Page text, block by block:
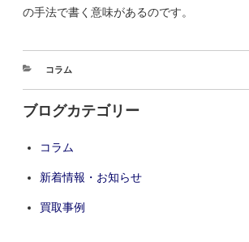
の手法で書く意味があるのです。
コラム
ブログカテゴリー
コラム
新着情報・お知らせ
買取事例